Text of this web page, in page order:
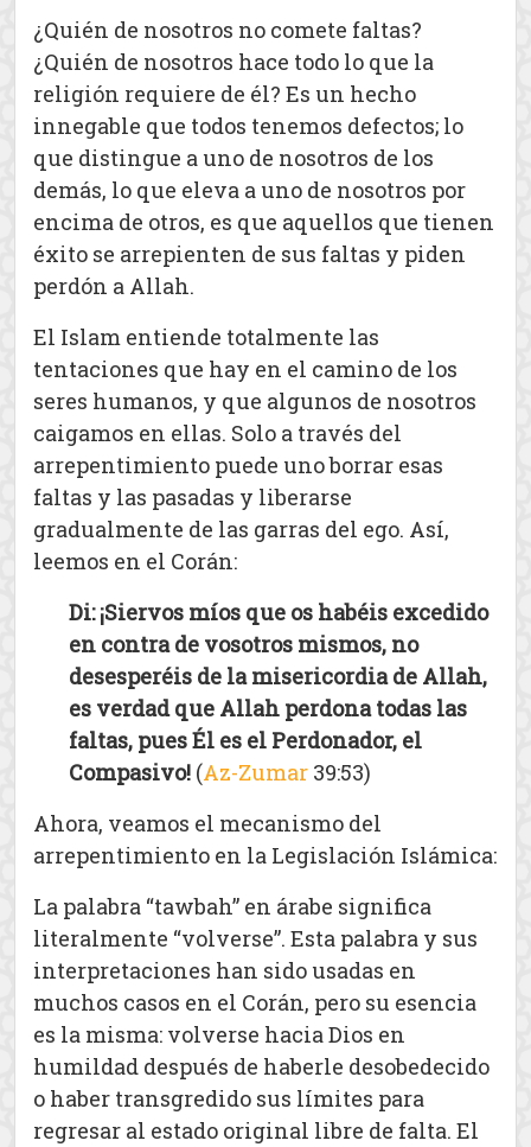
¿Quién de nosotros no comete faltas?
¿Quién de nosotros hace todo lo que la
religión requiere de él? Es un hecho
innegable que todos tenemos defectos; lo
que distingue a uno de nosotros de los
demás, lo que eleva a uno de nosotros por
encima de otros, es que aquellos que tienen
éxito se arrepienten de sus faltas y piden
perdón a Allah.
El Islam entiende totalmente las
tentaciones que hay en el camino de los
seres humanos, y que algunos de nosotros
caigamos en ellas. Solo a través del
arrepentimiento puede uno borrar esas
faltas y las pasadas y liberarse
gradualmente de las garras del ego. Así,
leemos en el Corán:
Di: ¡Siervos míos que os habéis excedido
en contra de vosotros mismos, no
desesperéis de la misericordia de Allah,
es verdad que Allah perdona todas las
faltas, pues Él es el Perdonador, el
Compasivo! (Az-Zumar 39:53)
Ahora, veamos el mecanismo del
arrepentimiento en la Legislación Islámica:
La palabra “tawbah” en árabe significa
literalmente “volverse”. Esta palabra y sus
interpretaciones han sido usadas en
muchos casos en el Corán, pero su esencia
es la misma: volverse hacia Dios en
humildad después de haberle desobedecido
o haber transgredido sus límites para
regresar al estado original libre de falta. El